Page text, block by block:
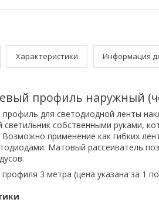
Характеристики Информация
профиль наружный
для светодиодной ленты
светильник собственными руками,
применение как гибких
Матовый рассеиватель
3 метра (цена указана за 1